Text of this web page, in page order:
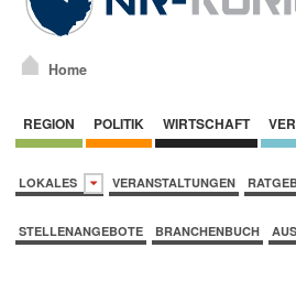
Home
REGION POLITIK WIRTSCHAFT
LOKALES VERANSTALTUNGEN
STELLENANGEBOTE BRANCHENBUCH